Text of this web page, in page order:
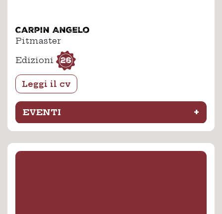
Carpin Angelo
Pitmaster
Edizioni
26
Leggi il cv
EVENTI +